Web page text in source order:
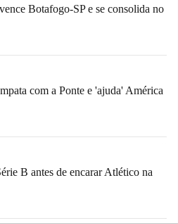
Botafogo-SP e se consolida no
com a Ponte e 'ajuda' América
B antes de encarar Atlético na